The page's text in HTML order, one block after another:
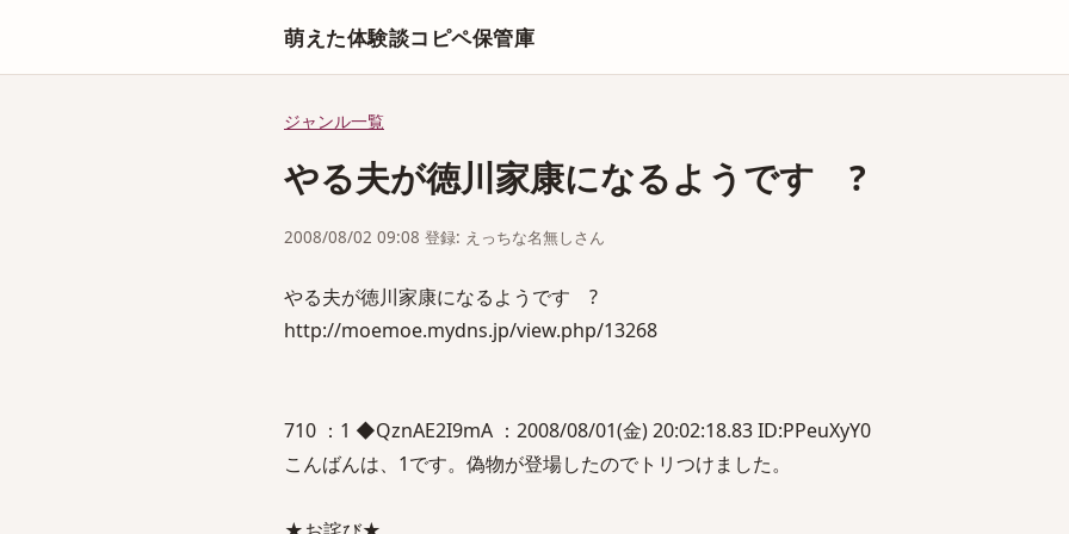
萌えた体験談コピペ保管庫
ジャンル一覧
やる夫が徳川家康になるようです ?
2008/08/02 09:08 登録: えっちな名無しさん
やる夫が徳川家康になるようです ?
http://moemoe.mydns.jp/view.php/13268
710 ：1 ◆QznAE2I9mA ：2008/08/01(金) 20:02:18.83 ID:PPeuXyY0
こんばんは、1です。偽物が登場したのでトリつけました。